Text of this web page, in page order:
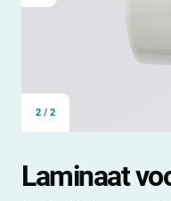
2 / 2
Laminaat